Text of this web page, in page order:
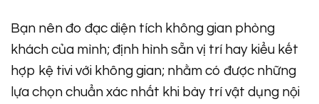
Bạn nên đo đạc diện tích không gian phòng
khách của mình; định hình sẵn vị trí hay kiểu kết
hợp kệ tivi với không gian; nhằm có được những
lựa chọn chuẩn xác nhất khi bày trí vật dụng nội